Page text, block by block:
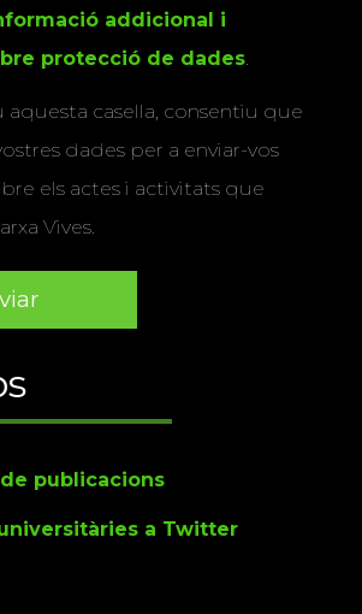
addicional i
protecció de dades.
aquesta casella, consentiu que
dades per a enviar-vos
els actes i activitats que
Vives.
publicacions
a Twitter